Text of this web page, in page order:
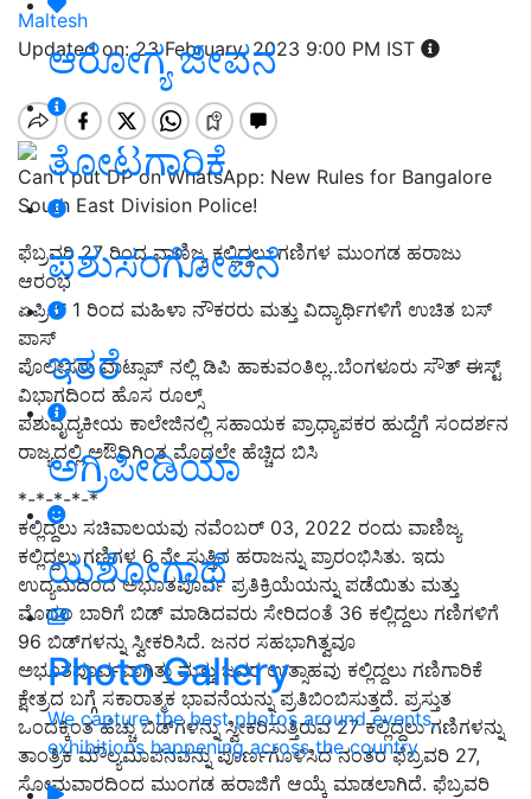
ಆರೋಗ್ಯ ಜೀವನ
ತೋಟಗಾರಿಕೆ
ಪಶುಸಂಗೋಪನೆ
ಇತರೆ
ಅಗ್ರಿಪೀಡಿಯಾ
ಯಶೋಗಾಥೆ
Photo Gallery
We capture the best photos around events,
exhibitions happening across the country
Maltesh
Updated on: 23 February, 2023 9:00 PM IST
Can't put DP on WhatsApp: New Rules for Bangalore
South East Division Police!
ಫೆಬ್ರವರಿ 27 ರಿಂದ ವಾಣಿಜ್ಯ ಕಲ್ಲಿದ್ದಲು ಗಣಿಗಳ ಮುಂಗಡ ಹರಾಜು
ಆರಂಭ
ಏಪ್ರಿಲ್ 1 ರಿಂದ ಮಹಿಳಾ ನೌಕರರು ಮತ್ತು ವಿದ್ಯಾರ್ಥಿಗಳಿಗೆ ಉಚಿತ ಬಸ್
ಪಾಸ್
ಪೊಲೀಸರು ವಾಟ್ಸಾಪ್ ನಲ್ಲಿ ಡಿಪಿ ಹಾಕುವಂತಿಲ್ಲ..ಬೆಂಗಳೂರು ಸೌತ್ ಈಸ್ಟ್
ವಿಭಾಗದಿಂದ ಹೊಸ ರೂಲ್ಸ್
ಪಶುವೈದ್ಯಕೀಯ ಕಾಲೇಜಿನಲ್ಲಿ ಸಹಾಯಕ ಪ್ರಾಧ್ಯಾಪಕರ ಹುದ್ದೆಗೆ ಸಂದರ್ಶನ
ರಾಜ್ಯದಲ್ಲಿ ಅಔದಿಗಿಂತ ಮೊದಲೇ ಹೆಚ್ಚಿದ ಬಿಸಿ
*-*-*-*-*
ಕಲ್ಲಿದ್ದಲು ಸಚಿವಾಲಯವು ನವೆಂಬರ್ 03, 2022 ರಂದು ವಾಣಿಜ್ಯ
ಕಲ್ಲಿದ್ದಲು ಗಣಿಗಳ 6 ನೇ ಸುತ್ತಿನ ಹರಾಜನ್ನು ಪ್ರಾರಂಭಿಸಿತು. ಇದು
ಉದ್ಯಮದಿಂದ ಅಭೂತಪೂರ್ವ ಪ್ರತಿಕ್ರಿಯೆಯನ್ನು ಪಡೆಯಿತು ಮತ್ತು
ಮೊದಲ ಬಾರಿಗೆ ಬಿಡ್ ಮಾಡಿದವರು ಸೇರಿದಂತೆ 36 ಕಲ್ಲಿದ್ದಲು ಗಣಿಗಳಿಗೆ
96 ಬಿಡ್‌ಗಳನ್ನು ಸ್ವೀಕರಿಸಿದೆ. ಜನರ ಸಹಭಾಗಿತ್ವವೂ
ಅಭೂತಪೂರ್ವವಾಗಿತ್ತು ಮತ್ತು ಜನರ ಉತ್ಸಾಹವು ಕಲ್ಲಿದ್ದಲು ಗಣಿಗಾರಿಕೆ
ಕ್ಷೇತ್ರದ ಬಗ್ಗೆ ಸಕಾರಾತ್ಮಕ ಭಾವನೆಯನ್ನು ಪ್ರತಿಬಿಂಬಿಸುತ್ತದೆ. ಪ್ರಸ್ತುತ
ಒಂದಕ್ಕಿಂತ ಹೆಚ್ಚು ಬಿಡ್‌ಗಳನ್ನು ಸ್ವೀಕರಿಸುತ್ತಿರುವ 27 ಕಲ್ಲಿದ್ದಲು ಗಣಿಗಳನ್ನು
ತಾಂತ್ರಿಕ ಮೌಲ್ಯಮಾಪನವನ್ನು ಪೂರ್ಣಗೊಳಿಸಿದ ನಂತರ ಫೆಬ್ರವರಿ 27,
ಸೋಮವಾರದಿಂದ ಮುಂಗಡ ಹರಾಜಿಗೆ ಆಯ್ಕೆ ಮಾಡಲಾಗಿದೆ. ಫೆಬ್ರವರಿ